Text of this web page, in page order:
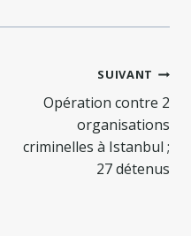
SUIVANT
Opération contre 2
organisations
criminelles à Istanbul ;
27 détenus